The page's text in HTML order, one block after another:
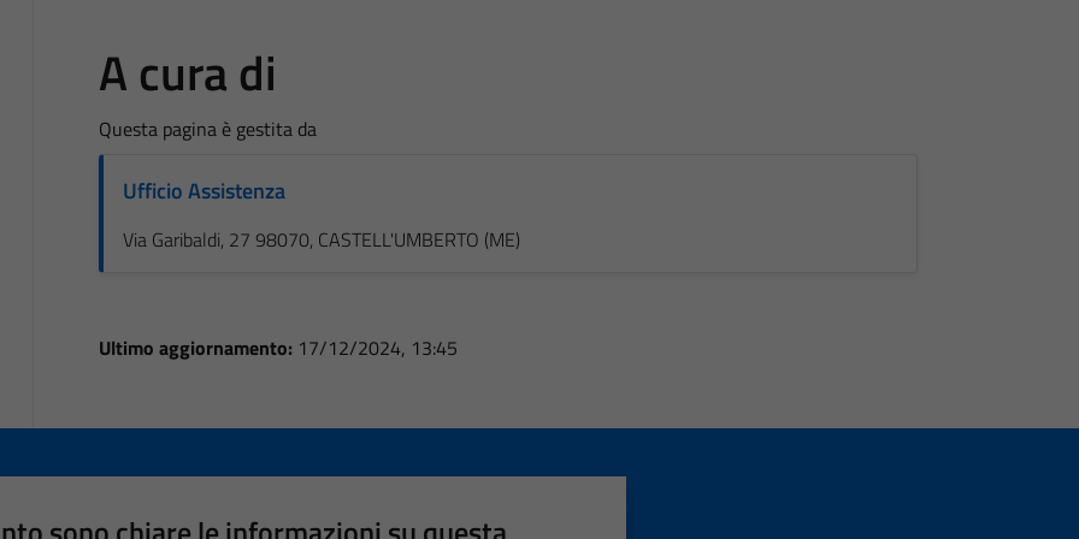
A cura di
Questa pagina è gestita da
Ufficio Assistenza
Via Garibaldi, 27 98070, CASTELL'UMBERTO (ME)
Ultimo aggiornamento: 17/12/2024, 13:45